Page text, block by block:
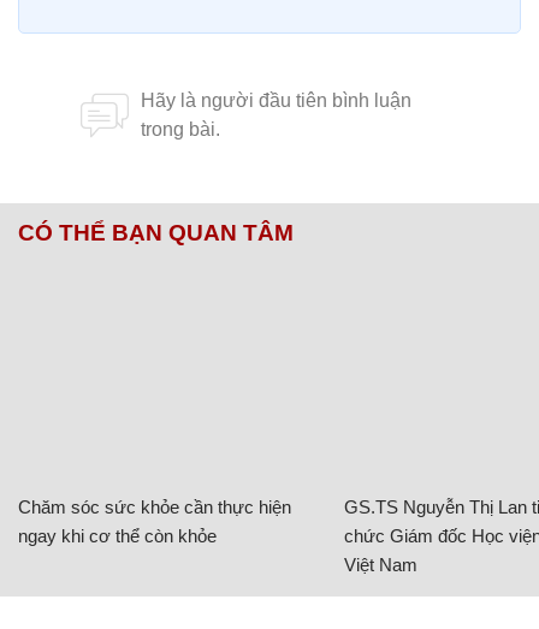
CÓ THỂ BẠN QUAN TÂM
Chăm sóc sức khỏe cần thực hiện
ngay khi cơ thể còn khỏe
GS.TS Nguyễn Thị Lan
chức Giám đốc Học
Việt Nam